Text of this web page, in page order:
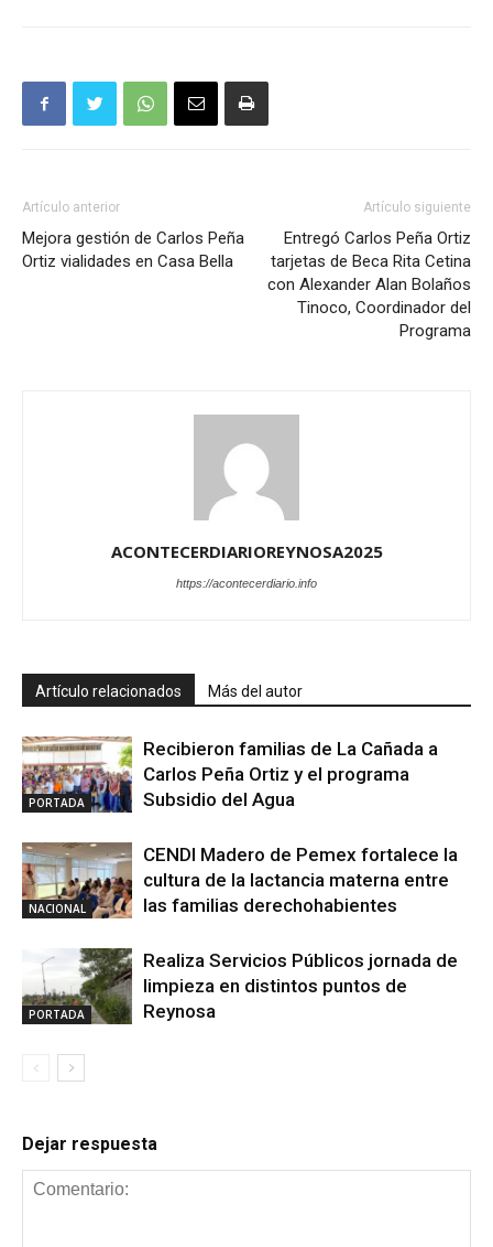
Artículo anterior
Mejora gestión de Carlos Peña
Ortiz vialidades en Casa Bella
Artículo siguiente
Entregó Carlos Peña Ortiz
tarjetas de Beca Rita Cetina
con Alexander Alan Bolaños
Tinoco, Coordinador del
Programa
ACONTECERDIARIOREYNOSA2025
https://acontecerdiario.info
Artículo relacionados Más del autor
PORTADA
Recibieron familias de La Cañada a
Carlos Peña Ortiz y el programa
Subsidio del Agua
NACIONAL
CENDI Madero de Pemex fortalece la
cultura de la lactancia materna entre
las familias derechohabientes
PORTADA
Realiza Servicios Públicos jornada de
limpieza en distintos puntos de
Reynosa
Dejar respuesta